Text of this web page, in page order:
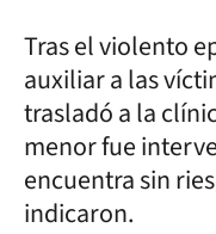
Tras el violento
auxiliar a las
trasladó a la
menor fue
encuentra sin
indicaron.